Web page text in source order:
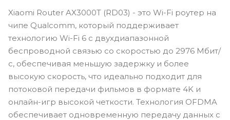
Xiaomi Router AX3000T (RD03) - это Wi-Fi роутер на
чипе Qualcomm, который поддерживает
технологию Wi-Fi 6 с двухдиапазонной
беспроводной связью со скоростью до 2976 Мбит/
с, обеспечивая меньшую задержку и более
высокую скорость, что идеально подходит для
потоковой передачи фильмов в формате 4K и
онлайн-игр высокой четкости. Технология OFDMA
обеспечивает одновременную передачу данных с